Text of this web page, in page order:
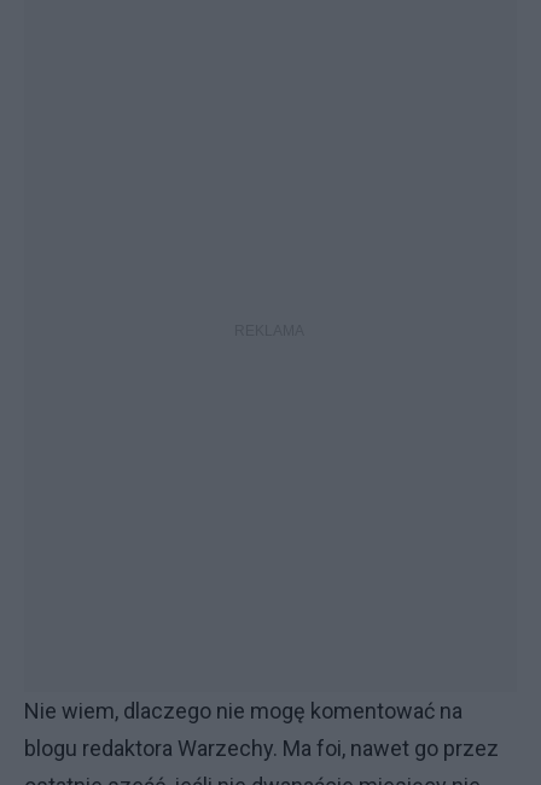
Nie wiem, dlaczego nie mogę komentować na
blogu redaktora Warzechy. Ma foi, nawet go przez